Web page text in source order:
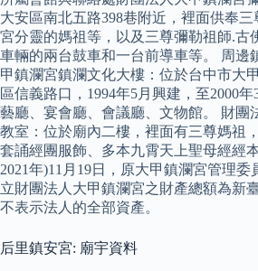
大安區南北五路398巷附近，裡面供奉
宮分靈的媽祖等，以及三尊彌勒祖師.古
車輛的兩台鼓車和一台前導車等。 周邊
甲鎮瀾宮鎮瀾文化大樓：位於台中市大
區信義路口，1994年5月興建，至2000
藝廳、宴會廳、會議廳、文物館。 財團
教室：位於廟內二樓，裡面有三尊媽祖
套誦經團服飾、多本九霄天上聖母經經
2021年)11月19日，原大甲鎮瀾宮管理
立財團法人大甲鎮瀾宮之財產總額為新
不表示法人的全部資產。
后里鎮安宮: 廟宇資料